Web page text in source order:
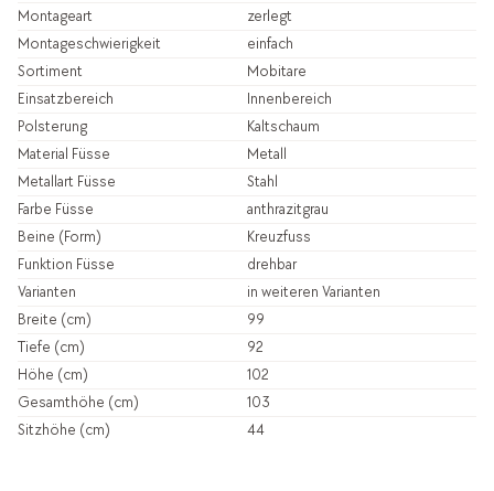
Montageart
zerlegt
Montageschwierigkeit
einfach
Sortiment
Mobitare
Einsatzbereich
Innenbereich
Polsterung
Kaltschaum
Material Füsse
Metall
Metallart Füsse
Stahl
Farbe Füsse
anthrazitgrau
Beine (Form)
Kreuzfuss
Funktion Füsse
drehbar
Varianten
in weiteren Varianten
Breite (cm)
99
Tiefe (cm)
92
Höhe (cm)
102
Gesamthöhe (cm)
103
Sitzhöhe (cm)
44